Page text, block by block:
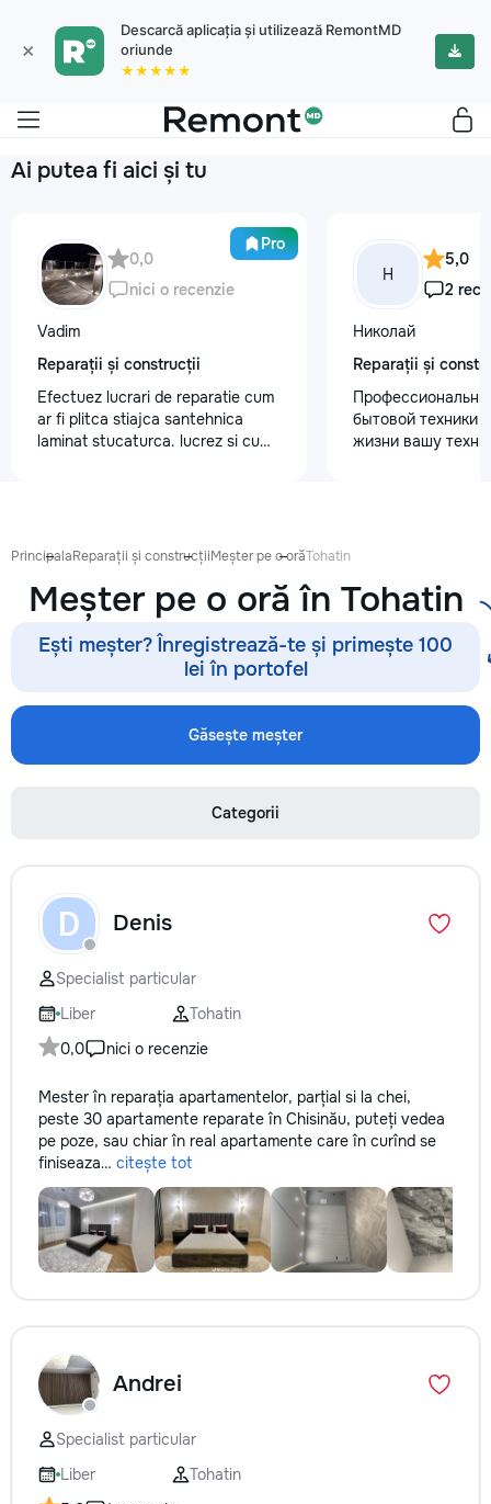
×
Descarcă aplicația și utilizează RemontMD
oriunde
★★★★★
Ai putea fi aici și tu
Pro
0,0
nici o recenzie
Vadim
Reparații și construcții
Efectuez lucrari de reparatie cum
ar fi plitca stiajca santehnica
laminat stucaturca. lucrez si cu
Н
5,0
2
Николай
Reparații și
бытовой техники
жизни вашу
сервисных:
посредников,
обойдется на
⚙️ Оригинальные
проверенные или
аналоги. Что я
Стиральные и
машины,
техника
связано с
PrincipalaReparații și construcțiiMeșter pe o orăTohatin
Meșter pe o oră în Tohatin
Ești meșter? Înregistrează-te și primește 100
lei în portofel
Găsește meșter
Categorii
D Denis
Specialist particular
Liber
Tohatin
0,0
nici o recenzie
Mester în reparația apartamentelor, parțial si la chei,
peste 30 apartamente reparate în Chisinău, puteți vedea
pe poze, sau chiar în real apartamente care în curînd se
finiseaza… citește tot
Andrei
Specialist particular
Liber
Tohatin